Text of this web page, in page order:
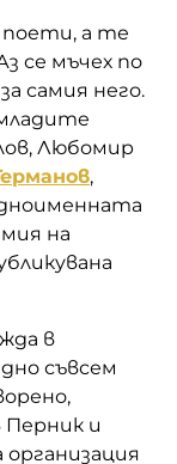
поети, а те
се мъчех по
самия него.
Любомир
,
на
в
съвсем
Перник и